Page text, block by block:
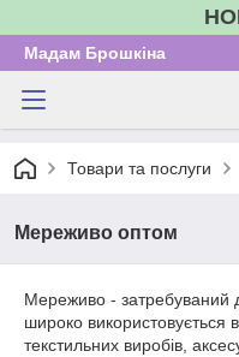
Мадам Брошкіна
Товари та послуги
Мереживо оптом
Мереживо - затребуваний
широко використовується
текстильних виробів,